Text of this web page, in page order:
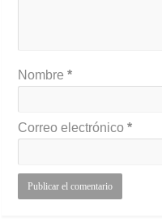
Nombre*
Correo electrónico*